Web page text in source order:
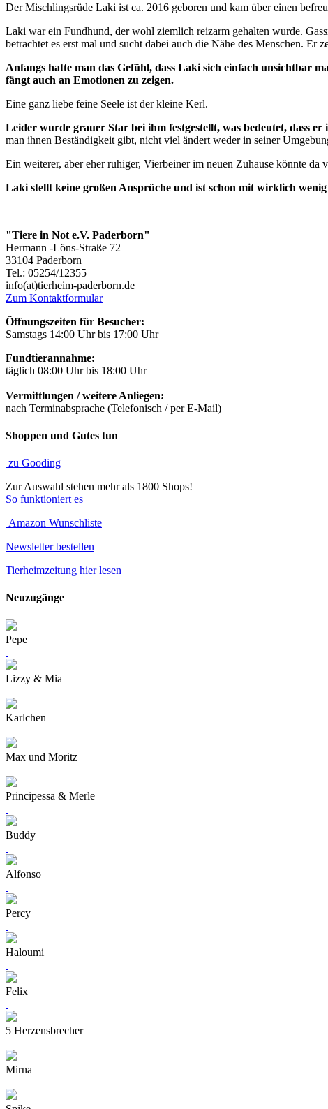
Der Mischlingsrüde Laki ist ca. 2016 geboren und kam über einen
Laki war ein Fundhund, der wohl ziemlich reizarm gehalten wurde.
betrachtet es erst mal und sucht dabei auch die Nähe des Menschen. Er
Anfangs hatte man das Gefühl, dass Laki sich einfach unsichtbar
fängt auch an Emotionen zu zeigen.
Eine ganz liebe feine Seele ist der kleine Kerl.
Leider wurde grauer Star bei ihm festgestellt, was bedeutet, dass
man ihnen Beständigkeit gibt, nicht viel ändert weder in seiner
Ein weiterer, aber eher ruhiger, Vierbeiner im neuen Zuhause könnte da
Laki stellt keine großen Ansprüche und ist schon mit wirklich
"Tiere in Not e.V. Paderborn"
Hermann -Löns-Straße 72
33104 Paderborn
Tel.: 05254/12355
info(at)tierheim-paderborn.de
Zum Kontaktformular
Öffnungszeiten für Besucher:
Samstags 14:00 Uhr bis 17:00 Uhr
Fundtierannahme:
täglich 08:00 Uhr bis 18:00 Uhr
Vermittlungen / weitere Anliegen:
nach Terminabsprache (Telefonisch / per E-Mail)
Shoppen und Gutes tun
zu Gooding
Zur Auswahl stehen mehr als 1800 Shops!
So funktioniert es
Amazon Wunschliste
Newsletter bestellen
Tierheimzeitung hier lesen
Neuzugänge
Pepe
Lizzy & Mia
Karlchen
Max und Moritz
Principessa & Merle
Buddy
Alfonso
Percy
Haloumi
Felix
5 Herzensbrecher
Mirna